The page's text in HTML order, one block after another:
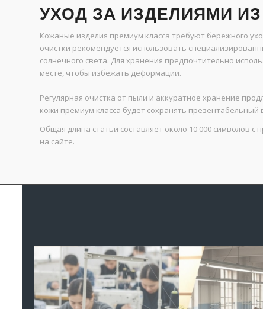
УХОД ЗА ИЗДЕЛИЯМИ
Кожаные изделия премиум класса требуют бережного
очистки рекомендуется использовать
солнечного света. Для хранения предпочтительно
месте, чтобы избежать деформации.
Регулярная очистка от пыли и аккуратное хранение
кожи премиум класса будет сохранять
Общая длина статьи составляет около 10 000 символов
на сайте.